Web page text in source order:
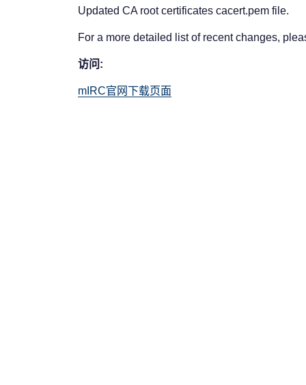
Updated CA root certificates cacert.pem file.
For a more detailed list of recent changes,
访问:
mIRC官网下载页面